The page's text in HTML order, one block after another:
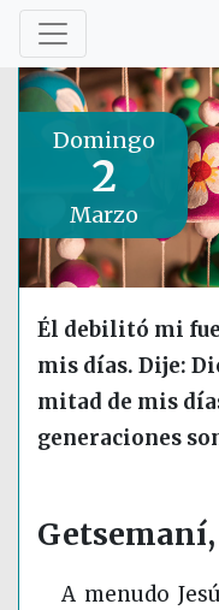
Domingo
2
Marzo
Él debilitó mi
mis días. Dije:
mitad de mis
generaciones
A menudo